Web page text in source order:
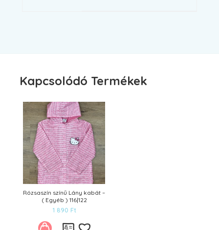
Kapcsolódó Termékek
Rózsaszín színű Lány kabát –
( Egyéb ) 116|122
1 890 Ft